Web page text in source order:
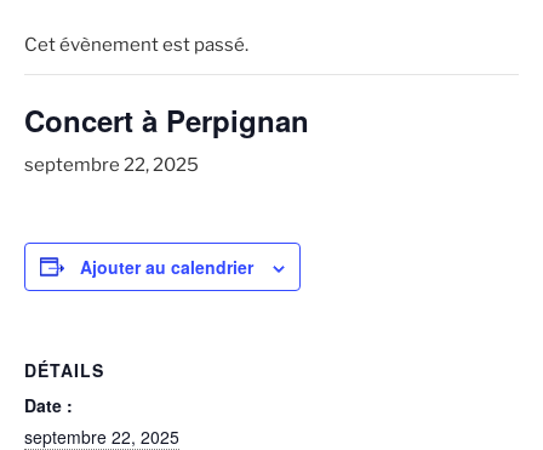
Cet évènement est passé.
Concert à Perpignan
septembre 22, 2025
Ajouter au calendrier
DÉTAILS
Date :
septembre 22, 2025